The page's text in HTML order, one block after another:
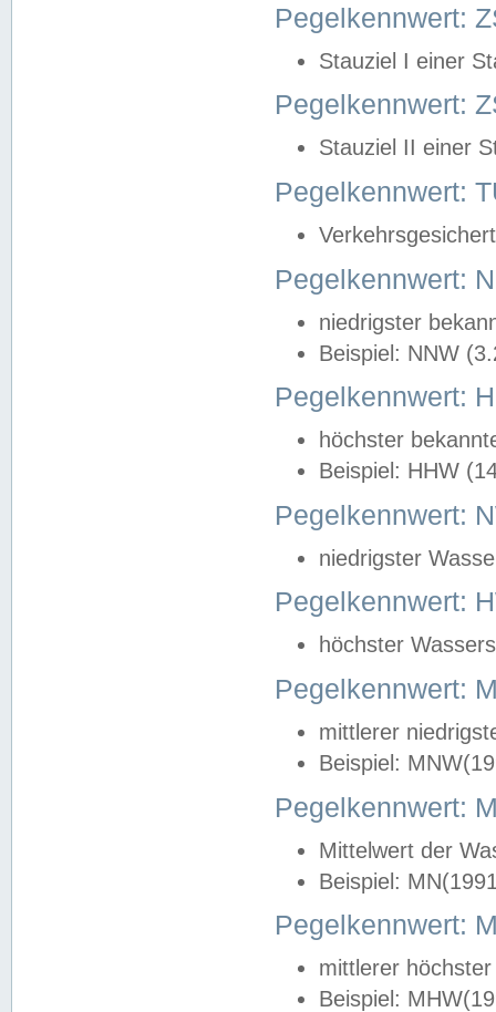
Pegelkennwert:
Stauziel I einer
Pegelkennwert:
Stauziel II einer
Pegelkennwert:
Pegelkennwert:
niedrigster
Beispiel: NNW
Pegelkennwert:
höchster
Beispiel: HHW
Pegelkennwert:
niedrigster
Pegelkennwert:
höchster
Pegelkennwert:
mittlerer
Beispiel:
Pegelkennwert:
Mittelwert der
Beispiel:
Pegelkennwert:
mittlerer
Beispiel: